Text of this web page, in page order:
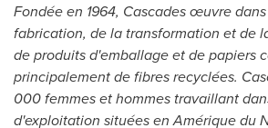
Fondée en 1964, Cascades œuvre
fabrication, de la transformation et de
de produits d'emballage et de papiers
principalement de fibres recyclées.
000 femmes et hommes travaillant
d'exploitation situées en Amérique du